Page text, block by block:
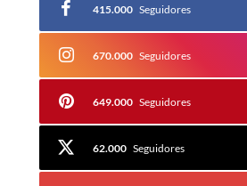
415.000 Seguidores
670.000 Seguidores
649.000 Seguidores
62.000 Seguidores